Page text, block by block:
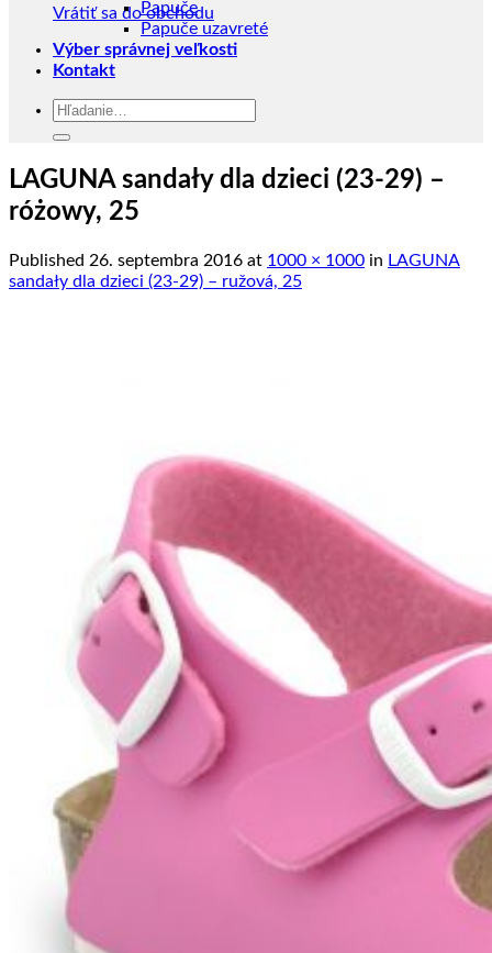
Vrátiť sa do obchodu
Papuče
Papuče uzavreté
Výber správnej veľkosti
Kontakt
Hľadať:
LAGUNA sandały dla dzieci (23-29) –
różowy, 25
Published 26. septembra 2016 at 1000 × 1000 in LAGUNA
sandały dla dzieci (23-29) – ružová, 25